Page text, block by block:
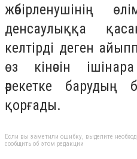
жәбiрленушiнiң
денсаулыққа
келтiрді деген
өз кінәсін
әрекетке барудың
қорғады.
Если вы заметили ошибку, выделите
сообщить об этом редакции